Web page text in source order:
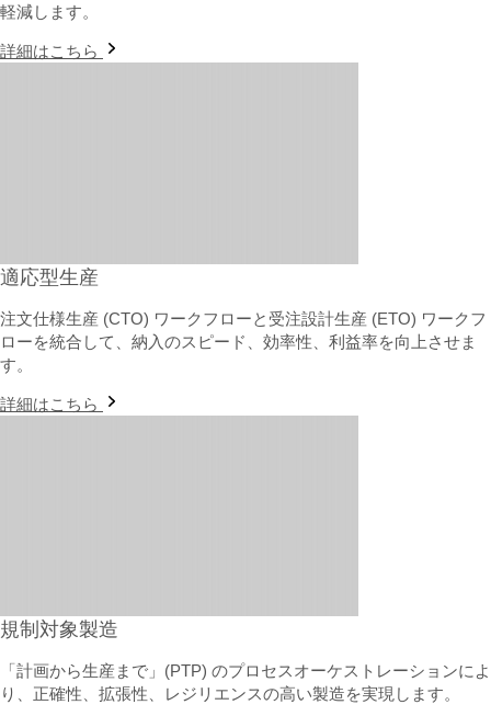
軽減します。
詳細はこちら
適応型生産
注文仕様生産 (CTO) ワークフローと受注設計生産 (ETO) ワークフ
ローを統合して、納入のスピード、効率性、利益率を向上させま
す。
詳細はこちら
規制対象製造
「計画から生産まで」(PTP) のプロセスオーケストレーションによ
り、正確性、拡張性、レジリエンスの高い製造を実現します。